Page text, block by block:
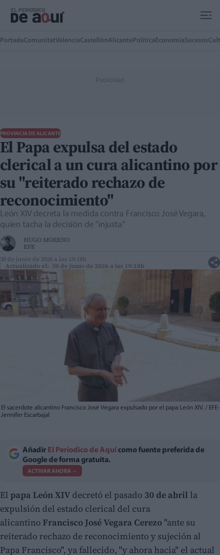
PortadaComunitatValenciaCastellónAlicante Política EconomíaSucesos
PROVINCIA DE ALICANTE
El Papa expulsa del estado
clerical a un cura alicantino por
su "reiterado rechazo de
reconocimiento"
León XIV decreta la medida contra Francisco José Vegara,
quien tacha la decisión de "injusta"
HUGO MORENO
EFE
30 de junio de 2026 a las 19:18h
Actualizado el: 30 de junio de 2026 a las 19:18h
El sacerdote alicantino Francisco José Vegara expulsado por el papa León XIV. / EFE-
Jennifer Escarbajal
Añadir El Periodico de Aquí como fuente preferida de
Google de forma gratuita.
ACTIVAR AHORA
El papa León XIV decretó el pasado 30 de abril la
expulsión del estado clerical del cura
alicantino Francisco José Vegara Cerezo "ante su
reiterado rechazo de reconocimiento y sujeción al
Papa Francisco", ya fallecido, "y ahora hacia" el actual